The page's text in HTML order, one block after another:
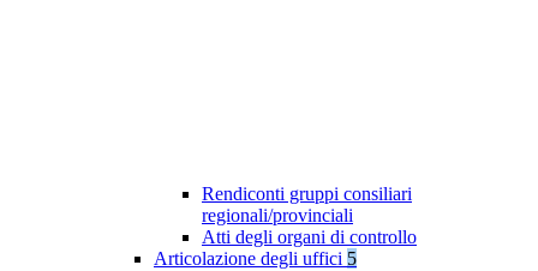
Rendiconti gruppi consiliari
regionali/provinciali
Atti degli organi di controllo
Articolazione degli uffici 5